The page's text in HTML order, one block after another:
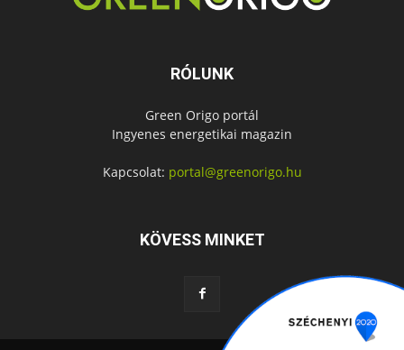
RÓLUNK
Green Origo portál
Ingyenes energetikai magazin
Kapcsolat: portal@greenorigo.hu
KÖVESS MINKET